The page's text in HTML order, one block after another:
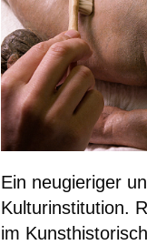
Ein neugieriger
Kulturinstitution.
im